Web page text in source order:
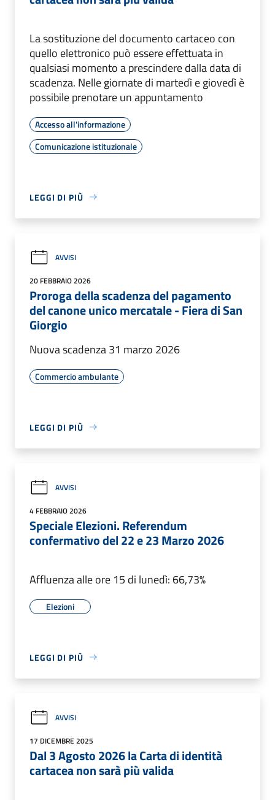
La sostituzione del documento cartaceo con
quello elettronico può essere effettuata in
qualsiasi momento a prescindere dalla data di
scadenza. Nelle giornate di martedì e giovedì è
possibile prenotare un appuntamento
Accesso all'informazione
Comunicazione istituzionale
LEGGI DI PIÙ
AVVISI
20 FEBBRAIO 2026
Proroga della scadenza del pagamento
del canone unico mercatale - Fiera di San
Giorgio
Nuova scadenza 31 marzo 2026
Commercio ambulante
LEGGI DI PIÙ
AVVISI
4 FEBBRAIO 2026
Speciale Elezioni. Referendum
confermativo del 22 e 23 Marzo 2026
Affluenza alle ore 15 di lunedì: 66,73%
Elezioni
LEGGI DI PIÙ
AVVISI
17 DICEMBRE 2025
Dal 3 Agosto 2026 la Carta di identità
cartacea non sarà più valida